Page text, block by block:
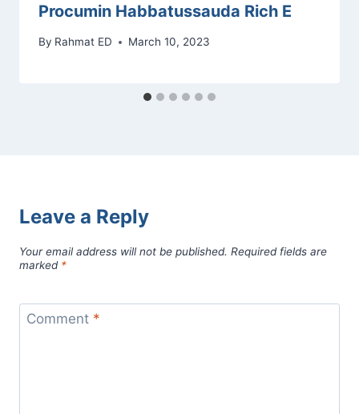
Procumin Habbatussauda Rich E
By Rahmat ED March 10, 2023
Leave a Reply
Your email address will not be published. Required fields are
marked *
Comment *